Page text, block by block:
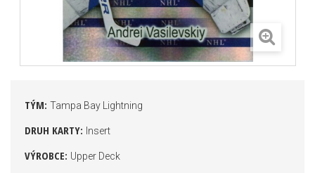
TÝM: Tampa Bay Lightning
DRUH KARTY: Insert
VÝROBCE: Upper Deck